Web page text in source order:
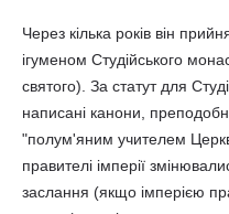
Через кілька років він
ігуменом Студійського
святого). За статут для
написані канони,
"полум'яним учителем
правителі імперії
заслання (якщо імперією